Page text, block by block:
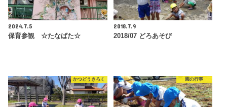
2024.7.5
保育参観 ☆たなばた☆
2018.7.9
2018/07 どろあそび
かつどうきろく 園の行事